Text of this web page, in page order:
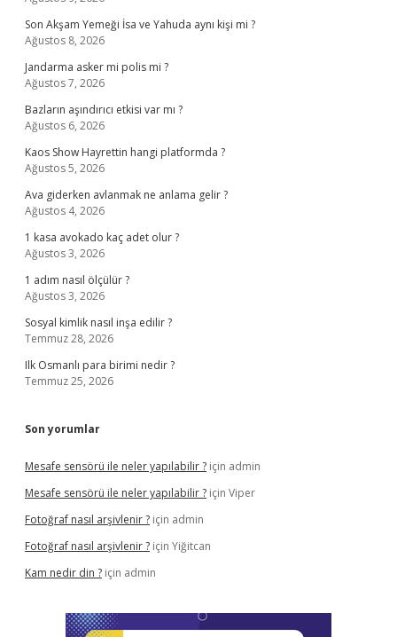
Son Akşam Yemeği İsa ve Yahuda aynı kişi mi ?
Ağustos 8, 2026
Jandarma asker mi polis mi ?
Ağustos 7, 2026
Bazların aşındırıcı etkisi var mı ?
Ağustos 6, 2026
Kaos Show Hayrettin hangi platformda ?
Ağustos 5, 2026
Ava giderken avlanmak ne anlama gelir ?
Ağustos 4, 2026
1 kasa avokado kaç adet olur ?
Ağustos 3, 2026
1 adım nasıl ölçülür ?
Ağustos 3, 2026
Sosyal kimlik nasıl inşa edilir ?
Temmuz 28, 2026
Ilk Osmanlı para birimi nedir ?
Temmuz 25, 2026
Son yorumlar
Mesafe sensörü ile neler yapılabilir ? için admin
Mesafe sensörü ile neler yapılabilir ? için Viper
Fotoğraf nasıl arşivlenir ? için admin
Fotoğraf nasıl arşivlenir ? için Yiğitcan
Kam nedir din ? için admin